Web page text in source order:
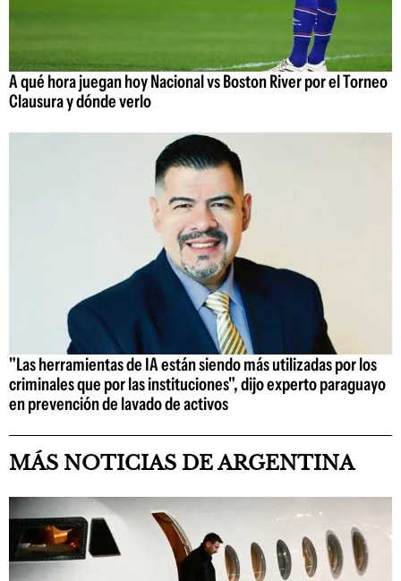
A qué hora juegan hoy Nacional vs Boston River por el Torneo
Clausura y dónde verlo
"Las herramientas de IA están siendo más utilizadas por los
criminales que por las instituciones", dijo experto paraguayo
en prevención de lavado de activos
MÁS NOTICIAS DE ARGENTINA